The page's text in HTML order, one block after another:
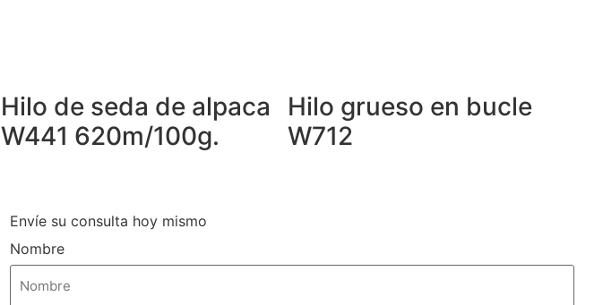
Hilo de seda de alpaca
W441 620m/100g.
Hilo grueso en bucle
W712
Envíe su consulta hoy mismo
Nombre